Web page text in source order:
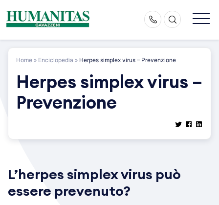
content
Home » Enciclopedia » Herpes simplex virus – Prevenzione
Herpes simplex virus –
Prevenzione
L’herpes simplex virus può
essere prevenuto?